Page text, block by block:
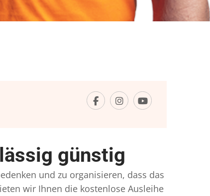
günstig
und zu organisieren, dass das
wir Ihnen die kostenlose Ausleihe